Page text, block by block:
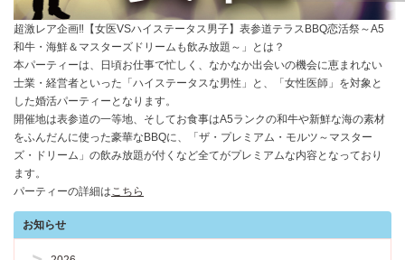
超激レア企画‼【女医VSハイステータス男子】表参道テラスBBQ恋活祭～A5
和牛・海鮮＆マスターズドリームも飲み放題～」とは？
本パーティーは、日頃お仕事で忙しく、なかなか出会いの機会に恵まれない
士業・経営者といった「ハイステータスな男性」と、「女性医師」を対象と
した婚活パーティーとなります。
開催地は表参道の一等地、そしてお食事はA5ランクの和牛や新鮮な海の素材
をふんだんに使った豪華なBBQに、「ザ・プレミアム・モルツ～マスター
ズ・ドリーム」の飲み放題が付くなど全てがプレミアムな内容となっており
ます。
パーティーの詳細はこちら
お知らせ